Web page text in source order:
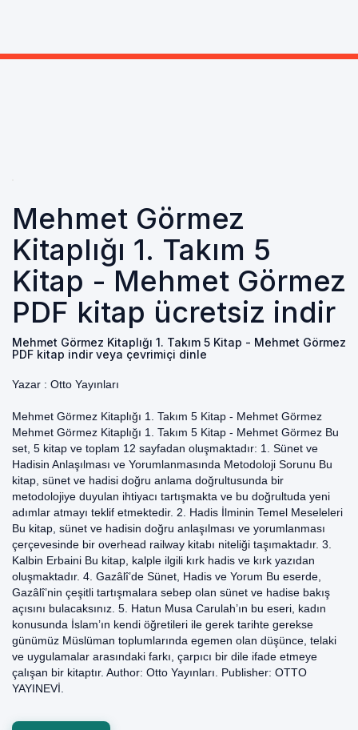
Mehmet Görmez
Kitaplığı 1. Takım 5
Kitap - Mehmet Görmez
PDF kitap ücretsiz indir
Mehmet Görmez Kitaplığı 1. Takım 5 Kitap - Mehmet Görmez
PDF kitap indir veya çevrimiçi dinle
Yazar : Otto Yayınları
Mehmet Görmez Kitaplığı 1. Takım 5 Kitap - Mehmet Görmez
Mehmet Görmez Kitaplığı 1. Takım 5 Kitap - Mehmet Görmez Bu
set, 5 kitap ve toplam 12 sayfadan oluşmaktadır: 1. Sünet ve
Hadisin Anlaşılması ve Yorumlanmasında Metodoloji Sorunu Bu
kitap, sünet ve hadisi doğru anlama doğrultusunda bir
metodolojiye duyulan ihtiyacı tartışmakta ve bu doğrultuda yeni
adımlar atmayı teklif etmektedir. 2. Hadis İlminin Temel Meseleleri
Bu kitap, sünet ve hadisin doğru anlaşılması ve yorumlanması
çerçevesinde bir overhead railway kitabı niteliği taşımaktadır. 3.
Kalbin Erbaini Bu kitap, kalple ilgili kırk hadis ve kırk yazıdan
oluşmaktadır. 4. Gazâlî’de Sünet, Hadis ve Yorum Bu eserde,
Gazâlî’nin çeşitli tartışmalara sebep olan sünet ve hadise bakış
açısını bulacaksınız. 5. Hatun Musa Carulah’ın bu eseri, kadın
konusunda İslam’ın kendi öğretileri ile gerek tarihte gerekse
günümüz Müslüman toplumlarında egemen olan düşünce, telaki
ve uygulamalar arasındaki farkı, çarpıcı bir dile ifade etmeye
çalışan bir kitaptır. Author: Otto Yayınları. Publisher: OTTO
YAYINEVİ.